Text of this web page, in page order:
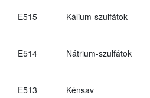
E515 Kálium-szulfátok
E514 Nátrium-szulfátok
E513 Kénsav